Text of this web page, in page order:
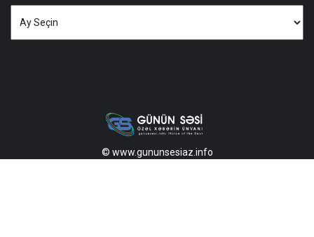
Arxivlər
© www.gununsesiaz.info